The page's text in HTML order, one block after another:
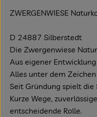
ZWERGENWIESE
D 24887 Silberstedt
Die Zwergenwiese
Aus eigener
Alles unter dem
Seit Gründung spielt
Kurze Wege,
entscheidende Rolle.